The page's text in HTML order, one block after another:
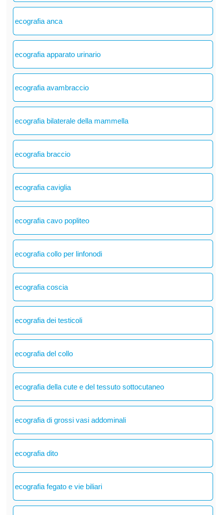
ecografia anca
ecografia apparato urinario
ecografia avambraccio
ecografia bilaterale della mammella
ecografia braccio
ecografia caviglia
ecografia cavo popliteo
ecografia collo per linfonodi
ecografia coscia
ecografia dei testicoli
ecografia del collo
ecografia della cute e del tessuto sottocutaneo
ecografia di grossi vasi addominali
ecografia dito
ecografia fegato e vie biliari